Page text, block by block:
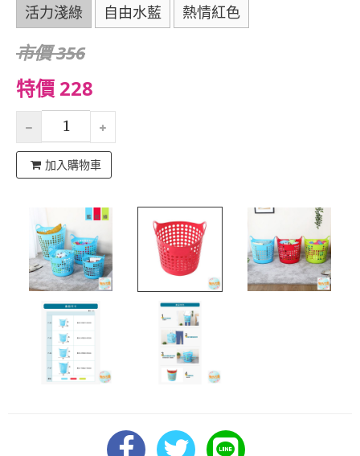
活力淺綠 自由水藍 熱情紅色
市價 356
特價 228
加入購物車